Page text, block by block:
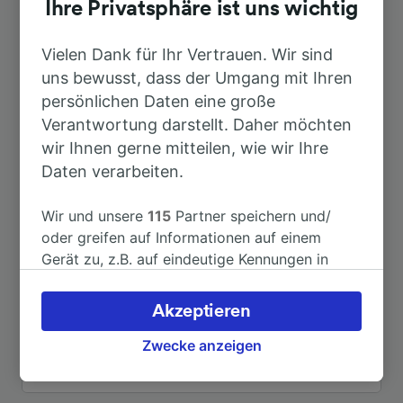
Nach Florenz 27min
Nach Lucca 43min
Nach Prato Centrale 11min
Nach Montecatini Terme-
Ihre Privatsphäre ist uns wichtig
Vielen Dank für Ihr Vertrauen. Wir sind
uns bewusst, dass der Umgang mit Ihren
persönlichen Daten eine große
Verantwortung darstellt. Daher möchten
wir Ihnen gerne mitteilen, wie wir Ihre
Daten verarbeiten.
Wir und unsere115 Partner speichern und/
oder greifen auf Informationen auf einem
Gerät zu, z.B. auf eindeutige Kennungen in
verarbeiten. Sie können Ihre Präferenzen
akzeptieren oder verwalten, einschließlich
Ihres Widerspruchsrechts bei berechtigtem
besuchen Sie jederzeit die Seite der
Zwecke anzeigen
Akzeptieren